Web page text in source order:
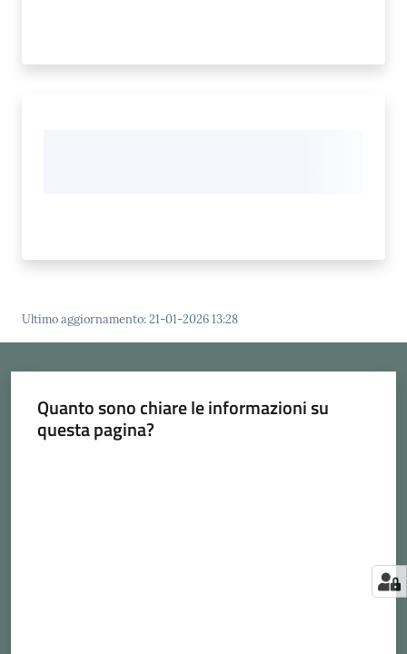
Ultimo aggiornamento:21-01-2026 13:28
Quanto sono chiare le informazioni su
questa pagina?